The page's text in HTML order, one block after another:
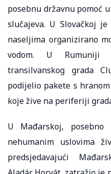
posebnu državnu pomoć
slučajeva. U Slovačkoj
naseljima organizirano
vodom. U Rumuniji
transilvanskog grada
podijelio pakete s
koje žive na periferiji
U Mađarskoj,
nehumanim uslovima
predsjedavajući